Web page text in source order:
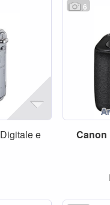
Digitale e
6
Canon